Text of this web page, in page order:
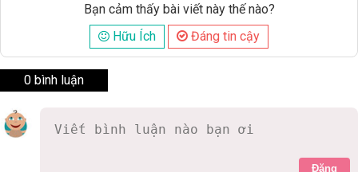
Bạn cảm thấy bài viết này thế nào?
Hữu Ích
Đáng tin cậy
0 bình luận
Đăng